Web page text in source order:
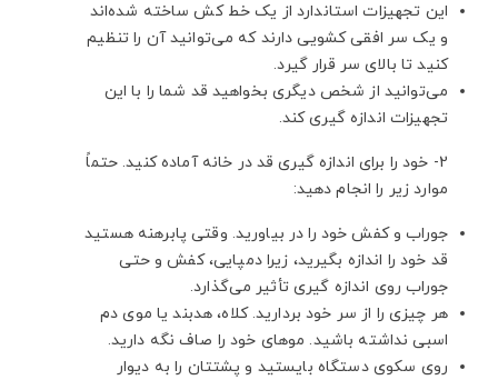
این تجهیزات استاندارد از یک خط کش ساخته شده‌اند
و یک سر افقی کشویی دارند که می‌توانید آن را تنظیم
کنید تا بالای سر قرار گیرد.
می‌توانید از شخص دیگری بخواهید قد شما را با این
تجهیزات اندازه گیری کند.
2- خود را برای اندازه گیری قد در خانه آماده کنید. حتماً
موارد زیر را انجام دهید:
جوراب و کفش خود را در بیاورید. وقتی پابرهنه هستید
قد خود را اندازه بگیرید، زیرا دمپایی، کفش و حتی
جوراب روی اندازه گیری تأثیر می‌گذارد.
هر چیزی را از سر خود بردارید. کلاه، هدبند یا موی دم
اسبی نداشته باشید. موهای خود را صاف نگه دارید.
روی سکوی دستگاه بایستید و پشتتان را به دیوار